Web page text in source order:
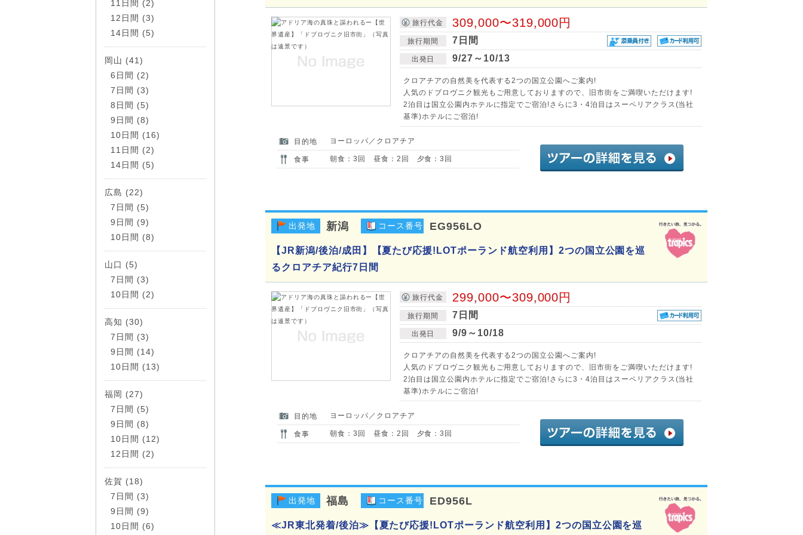
旅行代金 309,000〜319,000円
旅行期間 7日間
出発日 9/27～10/13
クロアチアの自然美を代表する2つの国立公園へご案内!
人気のドブロヴニク観光もご用意しておりますので、旧市街をご満喫いただけます!
2泊目は国立公園内ホテルに指定でご宿泊!さらに3・4泊目はスーペリアクラス(当社
基準)ホテルにご宿泊!
目的地 ヨーロッパ／クロアチア
食事 朝食：3回 昼食：2回 夕食：3回
出発地 新潟 コース番号 EG956LO
【JR新潟/後泊/成田】【夏たび応援!LOTポーランド航空利用】2つの国立公園を巡
るクロアチア紀行7日間
旅行代金 299,000〜309,000円
旅行期間 7日間
出発日 9/9～10/18
クロアチアの自然美を代表する2つの国立公園へご案内!
人気のドブロヴニク観光もご用意しておりますので、旧市街をご満喫いただけます!
2泊目は国立公園内ホテルに指定でご宿泊!さらに3・4泊目はスーペリアクラス(当社
基準)ホテルにご宿泊!
目的地 ヨーロッパ／クロアチア
食事 朝食：3回 昼食：2回 夕食：3回
出発地 福島 コース番号 ED956L
≪JR東北発着/後泊≫【夏たび応援!LOTポーランド航空利用】2つの国立公園を巡
11日間 (2)
12日間 (3)
14日間 (5)
岡山 (41)
6日間 (2)
7日間 (3)
8日間 (5)
9日間 (8)
10日間 (16)
11日間 (2)
14日間 (5)
広島 (22)
7日間 (5)
9日間 (9)
10日間 (8)
山口 (5)
7日間 (3)
10日間 (2)
高知 (30)
7日間 (3)
9日間 (14)
10日間 (13)
福岡 (27)
7日間 (5)
9日間 (8)
10日間 (12)
12日間 (2)
佐賀 (18)
7日間 (3)
9日間 (9)
10日間 (6)